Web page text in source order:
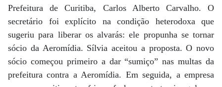
Prefeitura de Curitiba, Carlos Alberto Carvalho. O
secretário foi explícito na condição heterodoxa que
sugeriu para liberar os alvarás: ele propunha se tornar
sócio da Aeromídia. Sílvia aceitou a proposta. O novo
sócio começou primeiro a dar “sumiço” nas multas da
prefeitura contra a Aeromídia. Em seguida, a empresa